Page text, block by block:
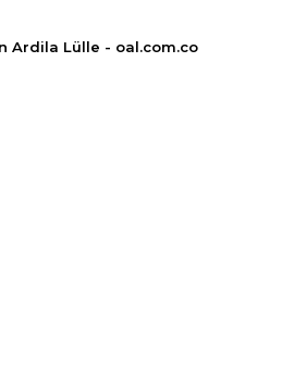
Ardila Lülle - oal.com.co